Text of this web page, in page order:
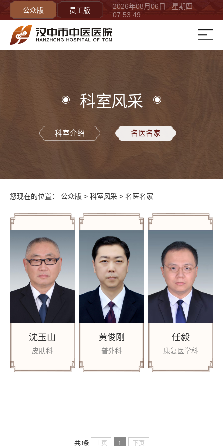
公众版 员工版
2026年08月06日 星期四
07:53:49
科室风采
科室介绍 名医名家
您现在的位置： 公众版 > 科室风采 > 名医名家
沈玉山
皮肤科
黄俊刚
普外科
任毅
康复医学科
共3条 上页 1 下页